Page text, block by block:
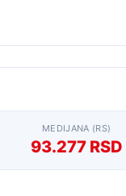
MEDIJANA (RS)
93.277 RSD